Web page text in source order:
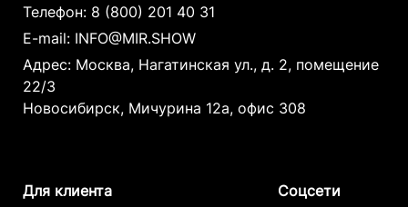
Телефон: 8 (800) 201 40 31
E-mail: INFO@MIR.SHOW
Адрес: Москва, Нагатинская ул., д. 2, помещение
22/3
Новосибирск, Мичурина 12а, офис 308
Для клиента Соцсети